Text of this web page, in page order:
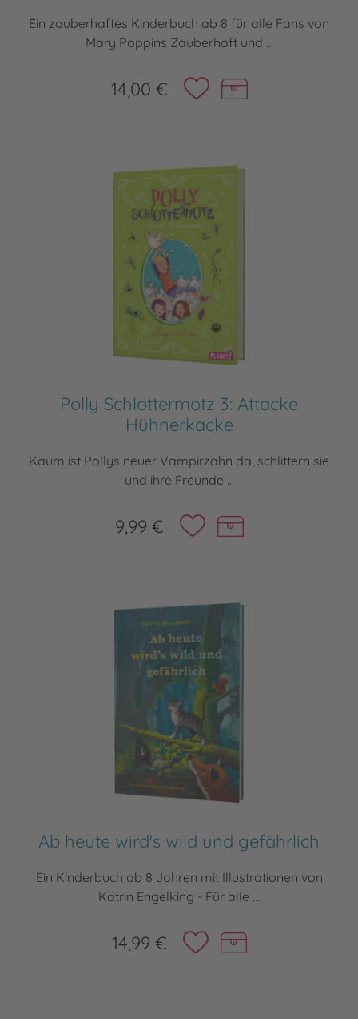
Ein zauberhaftes Kinderbuch ab 8 für alle Fans von
Mary Poppins Zauberhaft und ...
14,00 €
Polly Schlottermotz 3: Attacke
Hühnerkacke
Kaum ist Pollys neuer Vampirzahn da, schlittern sie
und ihre Freunde ...
9,99 €
Ab heute wird's wild und gefährlich
Ein Kinderbuch ab 8 Jahren mit Illustrationen von
Katrin Engelking - Für alle ...
14,99 €